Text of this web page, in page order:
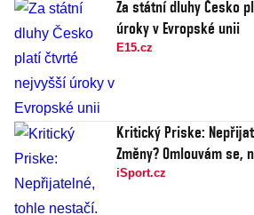
Za státní dluhy Česko
úroky v Evropské unii
E15.cz
Kritický Priske:
Změny? Omlouvám se,
iSport.cz